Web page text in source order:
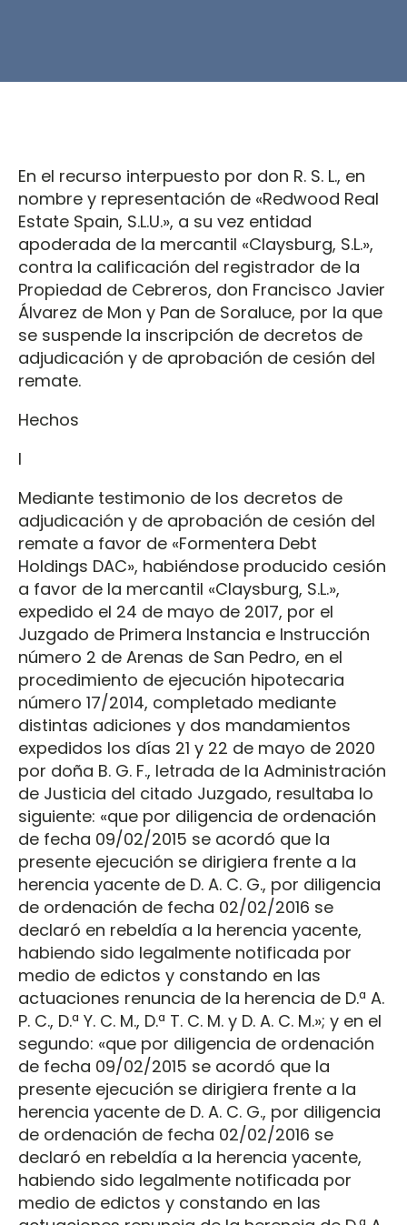
En el recurso interpuesto por don R. S. L., en
nombre y representación de «Redwood Real
Estate Spain, S.L.U.», a su vez entidad
apoderada de la mercantil «Claysburg, S.L.»,
contra la calificación del registrador de la
Propiedad de Cebreros, don Francisco Javier
Álvarez de Mon y Pan de Soraluce, por la que
se suspende la inscripción de decretos de
adjudicación y de aprobación de cesión del
remate.
Hechos
I
Mediante testimonio de los decretos de
adjudicación y de aprobación de cesión del
remate a favor de «Formentera Debt
Holdings DAC», habiéndose producido cesión
a favor de la mercantil «Claysburg, S.L.»,
expedido el 24 de mayo de 2017, por el
Juzgado de Primera Instancia e Instrucción
número 2 de Arenas de San Pedro, en el
procedimiento de ejecución hipotecaria
número 17/2014, completado mediante
distintas adiciones y dos mandamientos
expedidos los días 21 y 22 de mayo de 2020
por doña B. G. F., letrada de la Administración
de Justicia del citado Juzgado, resultaba lo
siguiente: «que por diligencia de ordenación
de fecha 09/02/2015 se acordó que la
presente ejecución se dirigiera frente a la
herencia yacente de D. A. C. G., por diligencia
de ordenación de fecha 02/02/2016 se
declaró en rebeldía a la herencia yacente,
habiendo sido legalmente notificada por
medio de edictos y constando en las
actuaciones renuncia de la herencia de D.ª A.
P. C., D.ª Y. C. M., D.ª T. C. M. y D. A. C. M.»; y en el
segundo: «que por diligencia de ordenación
de fecha 09/02/2015 se acordó que la
presente ejecución se dirigiera frente a la
herencia yacente de D. A. C. G., por diligencia
de ordenación de fecha 02/02/2016 se
declaró en rebeldía a la herencia yacente,
habiendo sido legalmente notificada por
medio de edictos y constando en las